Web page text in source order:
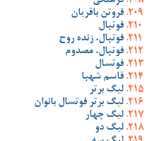
فروتن باقریان
فوتبال
فوتبال، زنده روح
فوتبال، مصدوم
فوتسال
قاسم شهبا
لیگ برتر
لیگ برتر فوتسال بانوان
لیگ چهار
لیگ دو